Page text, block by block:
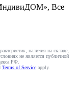
Все
наличия на складе,
не является публичной
РФ.
Terms of Service apply.